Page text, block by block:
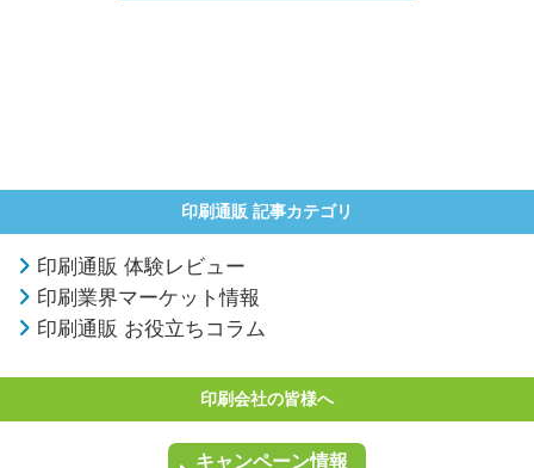
印刷通販 記事カテゴリ
印刷通販 体験レビュー
印刷業界マーケット情報
印刷通販 お役立ちコラム
印刷会社の皆様へ
キャンペーン情報